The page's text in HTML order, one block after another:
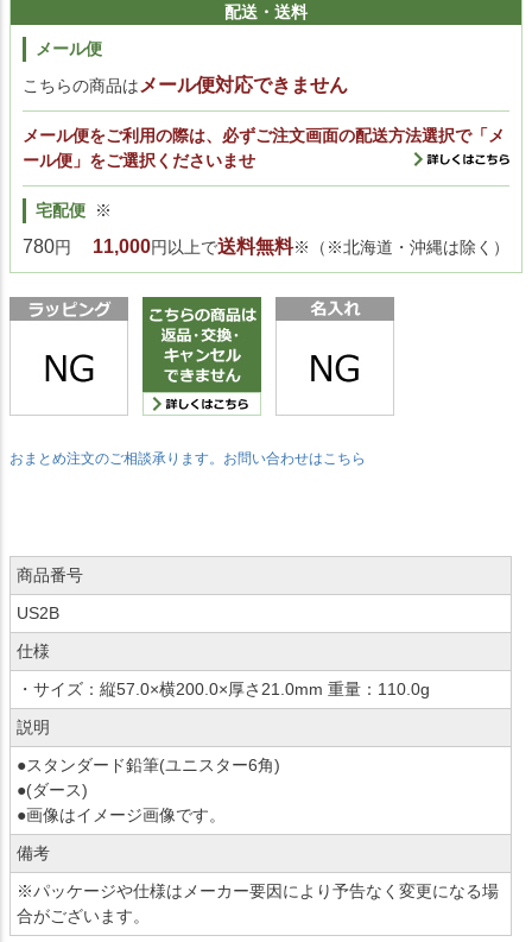
配送・送料
メール便
こちらの商品は メール便対応できません
メール便をご利用の際は、必ずご注文画面の配送方法選択で「メ
ール便」をご選択くださいませ
宅配便
780円
※
11,000円以上で送料無料※（※北海道・沖縄は除く）
おまとめ注文のご相談承ります。お問い合わせはこちら
商品番号
US2B
仕様
・サイズ：縦57.0×横200.0×厚さ21.0mm 重量：110.0g
説明
●スタンダード鉛筆(ユニスター6角)
●(ダース)
●画像はイメージ画像です。
備考
※パッケージや仕様はメーカー要因により予告なく変更になる場
合がございます。